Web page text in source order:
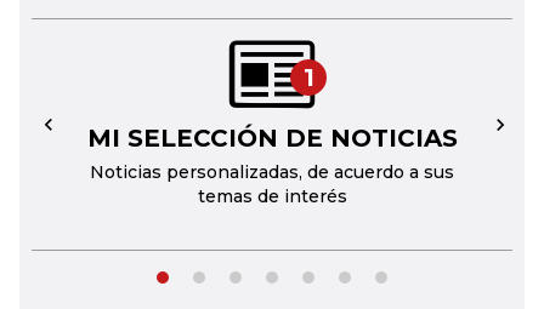
1
MI SELECCIÓN DE NOTICIAS
Noticias personalizadas, de acuerdo a sus
temas de interés
← →